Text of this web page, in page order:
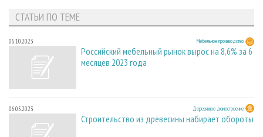
СТАТЬИ ПО ТЕМЕ
06.10.2023 Мебельное производство
Российский мебельный рынок вырос на 8,6% за 6
месяцев 2023 года
06.05.2023 Деревянное домостроение
Строительство из древесины набирает обороты